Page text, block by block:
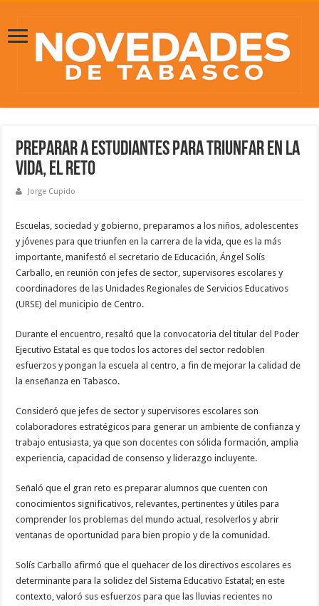
Preparar a estudiantes para triunfar en la
vida, el reto
Jorge Cupido
Escuelas, sociedad y gobierno, preparamos a los niños, adolescentes
y jóvenes para que triunfen en la carrera de la vida, que es la más
importante, manifestó el secretario de Educación, Ángel Solís
Carballo, en reunión con jefes de sector, supervisores escolares y
coordinadores de las Unidades Regionales de Servicios Educativos
(URSE) del municipio de Centro.
Durante el encuentro, resaltó que la convocatoria del titular del Poder
Ejecutivo Estatal es que todos los actores del sector redoblen
esfuerzos y pongan la escuela al centro, a fin de mejorar la calidad de
la enseñanza en Tabasco.
Consideró que jefes de sector y supervisores escolares son
colaboradores estratégicos para generar un ambiente de confianza y
trabajo entusiasta, ya que son docentes con sólida formación, amplia
experiencia, capacidad de consenso y liderazgo incluyente.
Señaló que el gran reto es preparar alumnos que cuenten con
conocimientos significativos, relevantes, pertinentes y útiles para
comprender los problemas del mundo actual, resolverlos y abrir
ventanas de oportunidad para bien propio y de la comunidad.
Solís Carballo afirmó que el quehacer de los directivos escolares es
determinante para la solidez del Sistema Educativo Estatal; en este
contexto, valoró sus esfuerzos para que las lluvias recientes no